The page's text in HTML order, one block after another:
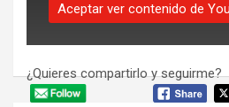
Aceptar ver contenido de
¿Quieres compartirlo y seguirme?